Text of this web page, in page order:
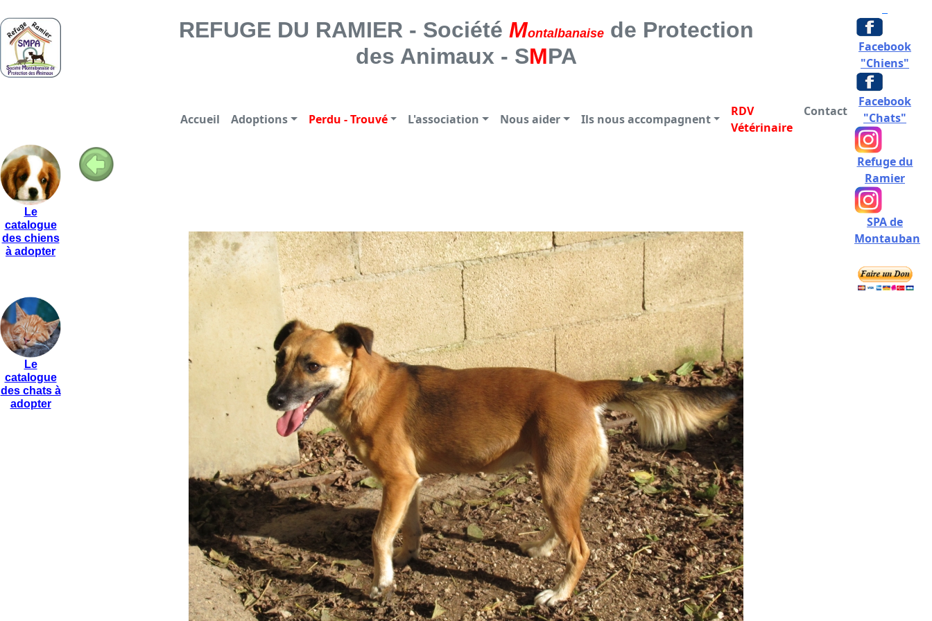
Le
catalogue
des chiens
à adopter
Le
catalogue
des chats à
adopter
REFUGE DU RAMIER - SOCIETE MONTALBANAISE DE PROTECTION DES ANIMAUX
Facebook
"Chiens"
Facebook
"Chats"
Refuge du
Ramier
SPA de
Montauban
REFUGE DU RAMIER - Société Montalbanaisede Protection
des Animaux - SMPA
Accueil Adoptions Perdu - Trouvé L'association Nous aider Ils nous accompagnent
RDV
Vétérinaire
Contact